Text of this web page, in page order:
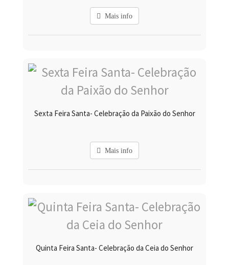
Mais info
Sexta Feira Santa- Celebração da Paixão do Senhor
Mais info
Quinta Feira Santa- Celebração da Ceia do Senhor